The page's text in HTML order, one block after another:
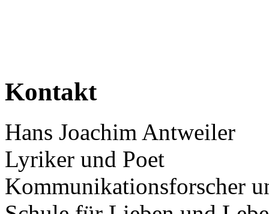
Kontakt
Hans Joachim Antweiler
Lyriker und Poet
Kommunikationsforscher